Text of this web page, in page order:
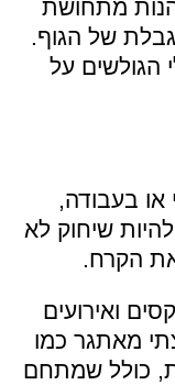
מתחושת
של הגוף.
הגולשים על
או בעבודה,
שיחוק לא
הקרח.
ואירועים
מאתגר כמו
כולל שמתחם